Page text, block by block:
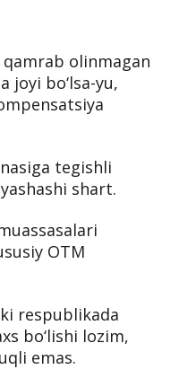
olinmagan
joyi bo‘lsa-yu,
tegishli
shart.
OTM
respublikada
bo‘lishi lozim,
emas.